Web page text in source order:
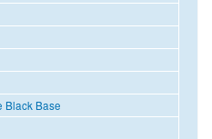
Black Base